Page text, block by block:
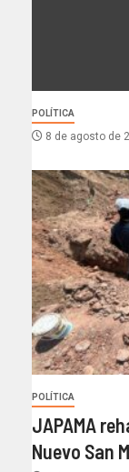
POLÍTICA
8 de agosto de
POLÍTICA
JAPAMA
Nuevo San